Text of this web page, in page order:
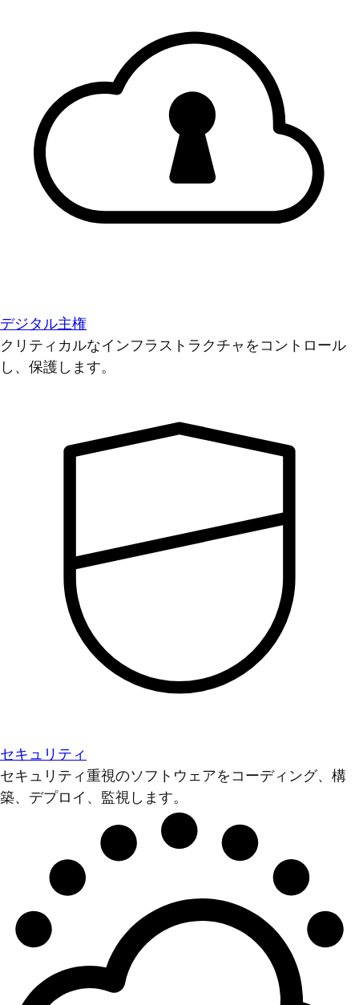
デジタル主権
クリティカルなインフラストラクチャをコントロール
し、保護します。
セキュリティ
セキュリティ重視のソフトウェアをコーディング、構
築、デプロイ、監視します。